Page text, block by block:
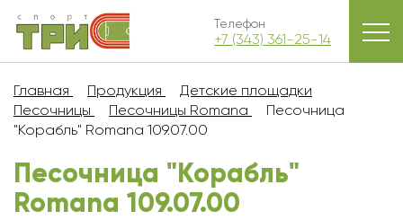
Телефон
+7 (343) 361-25-14
Главная Продукция
Детские площадки
Песочницы
Песочницы Romana
Песочница
"Корабль" Romana 109.07.00
Песочница "Корабль"
Romana 109.07.00